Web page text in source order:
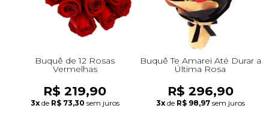
Buquê de 12 Rosas
Vermelhas
R$ 219,90
3x de R$ 73,30 sem juros
Buquê Te Amarei Até Durar a
Última Rosa
R$ 296,90
3x de R$ 98,97 sem juros